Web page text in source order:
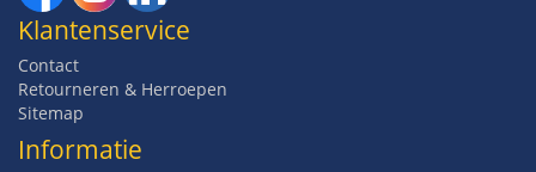
Klantenservice
Contact
Retourneren & Herroepen
Sitemap
Informatie